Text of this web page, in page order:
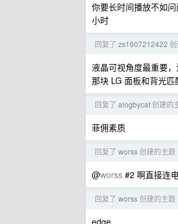
你要长时间播放不如
小时
回复了 zs1607212422
液晶可视角度最重要
那块 LG 面板和背光匹
回复了 alogbycat创建的
菲佣素质
回复了 worss创建的主题
@worss #2 啊直接连
回复了 worss创建的主题
edge